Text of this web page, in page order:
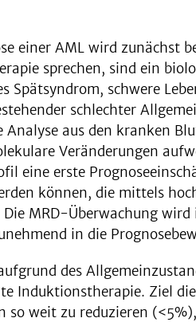
einer AML wird zunächst
sprechen, sind ein
Spätsyndrom, schwere
schlechter
Analyse aus den kranken
Veränderungen
eine erste
können, die mittels
Die MRD-Überwachung
in die
des
Induktionstherapie. Ziel
so weit zu reduzieren